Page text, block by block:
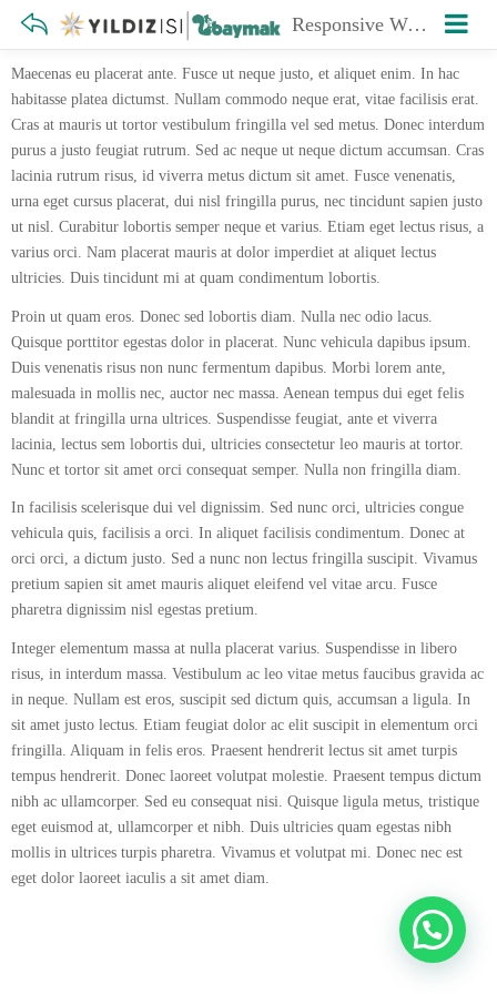
Responsive Web Design
Maecenas eu placerat ante. Fusce ut neque justo, et aliquet enim. In hac
habitasse platea dictumst. Nullam commodo neque erat, vitae facilisis erat.
Cras at mauris ut tortor vestibulum fringilla vel sed metus. Donec interdum
purus a justo feugiat rutrum. Sed ac neque ut neque dictum accumsan. Cras
lacinia rutrum risus, id viverra metus dictum sit amet. Fusce venenatis,
urna eget cursus placerat, dui nisl fringilla purus, nec tincidunt sapien justo
ut nisl. Curabitur lobortis semper neque et varius. Etiam eget lectus risus, a
varius orci. Nam placerat mauris at dolor imperdiet at aliquet lectus
ultricies. Duis tincidunt mi at quam condimentum lobortis.
Proin ut quam eros. Donec sed lobortis diam. Nulla nec odio lacus.
Quisque porttitor egestas dolor in placerat. Nunc vehicula dapibus ipsum.
Duis venenatis risus non nunc fermentum dapibus. Morbi lorem ante,
malesuada in mollis nec, auctor nec massa. Aenean tempus dui eget felis
blandit at fringilla urna ultrices. Suspendisse feugiat, ante et viverra
lacinia, lectus sem lobortis dui, ultricies consectetur leo mauris at tortor.
Nunc et tortor sit amet orci consequat semper. Nulla non fringilla diam.
In facilisis scelerisque dui vel dignissim. Sed nunc orci, ultricies congue
vehicula quis, facilisis a orci. In aliquet facilisis condimentum. Donec at
orci orci, a dictum justo. Sed a nunc non lectus fringilla suscipit. Vivamus
pretium sapien sit amet mauris aliquet eleifend vel vitae arcu. Fusce
pharetra dignissim nisl egestas pretium.
Integer elementum massa at nulla placerat varius. Suspendisse in libero
risus, in interdum massa. Vestibulum ac leo vitae metus faucibus gravida ac
in neque. Nullam est eros, suscipit sed dictum quis, accumsan a ligula. In
sit amet justo lectus. Etiam feugiat dolor ac elit suscipit in elementum orci
fringilla. Aliquam in felis eros. Praesent hendrerit lectus sit amet turpis
tempus hendrerit. Donec laoreet volutpat molestie. Praesent tempus dictum
nibh ac ullamcorper. Sed eu consequat nisi. Quisque ligula metus, tristique
eget euismod at, ullamcorper et nibh. Duis ultricies quam egestas nibh
mollis in ultrices turpis pharetra. Vivamus et volutpat mi. Donec nec est
eget dolor laoreet iaculis a sit amet diam.